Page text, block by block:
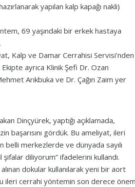
yapılan kalp kapağı nakli)
69 yaşındaki bir erkek hastaya
Kalp ve Damar Cerrahisi Servisi’nden
ayrıca Klinik Şefi Dr. Ozan
Arıkbuka ve Dr. Çağın Zaim yer
Dinçyürek, yaptığı açıklamada,
başarısını gördük. Bu ameliyat, ileri
merkezlerde ve dünyada sayılı
diliyorum” ifadelerini kullandı.
dokular kullanılarak yeni bir aort
ileri cerrahi yöntemin son derece